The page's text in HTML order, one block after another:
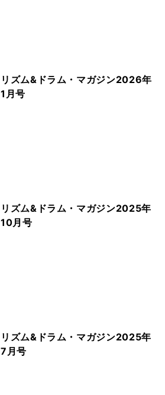
リズム&ドラム・マガジン2026年
1月号
リズム&ドラム・マガジン2025年
10月号
リズム&ドラム・マガジン2025年
7月号